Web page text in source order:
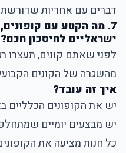
דברים עם אחריות שדורשת
7. מה הקטע עם
ישראליים לחיסכון חכם?
לפני שאתם קונים, תעצרו
מהשגרה של הקונים
איך זה עובד?
יש את הקופונים הכלליים
יש מבצעים יומיים
כל חנות מציעה את